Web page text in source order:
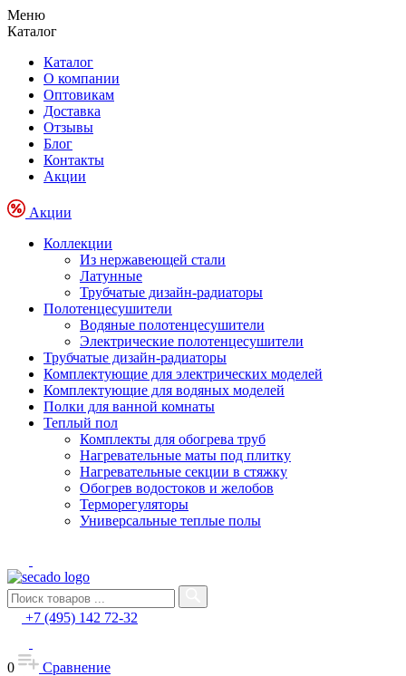
Меню
Каталог
Каталог
О компании
Оптовикам
Доставка
Отзывы
Блог
Контакты
Акции
Акции
Коллекции
Из нержавеющей стали
Латунные
Трубчатые дизайн-радиаторы
Полотенцесушители
Водяные полотенцесушители
Электрические полотенцесушители
Трубчатые дизайн-радиаторы
Комплектующие для электрических моделей
Комплектующие для водяных моделей
Полки для ванной комнаты
Теплый пол
Комплекты для обогрева труб
Нагревательные маты под плитку
Нагревательные секции в стяжку
Обогрев водостоков и желобов
Терморегуляторы
Универсальные теплые полы
+7 (495) 142 72-32
0
Сравнение